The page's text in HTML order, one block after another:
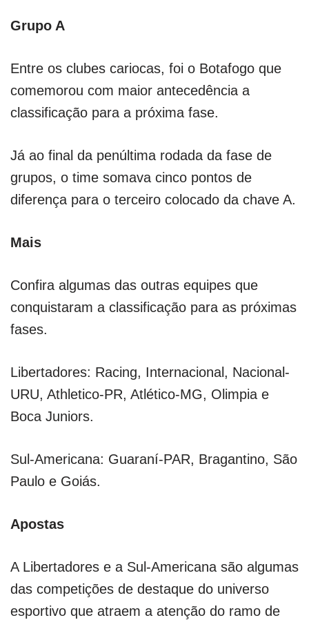
Grupo A
Entre os clubes cariocas, foi o Botafogo que
comemorou com maior antecedência a
classificação para a próxima fase.
Já ao final da penúltima rodada da fase de
grupos, o time somava cinco pontos de
diferença para o terceiro colocado da chave A.
Mais
Confira algumas das outras equipes que
conquistaram a classificação para as próximas
fases.
Libertadores: Racing, Internacional, Nacional-
URU, Athletico-PR, Atlético-MG, Olimpia e
Boca Juniors.
Sul-Americana: Guaraní-PAR, Bragantino, São
Paulo e Goiás.
Apostas
A Libertadores e a Sul-Americana são algumas
das competições de destaque do universo
esportivo que atraem a atenção do ramo de